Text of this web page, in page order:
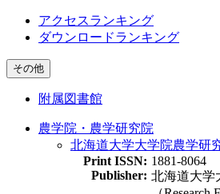
アクセスランキング
ダウンロードランキング
その他
附属図書館
農学院・農学研究院
北海道大学大学院農学研
Print ISSN: 1881-8064
Publisher: 北海道大学